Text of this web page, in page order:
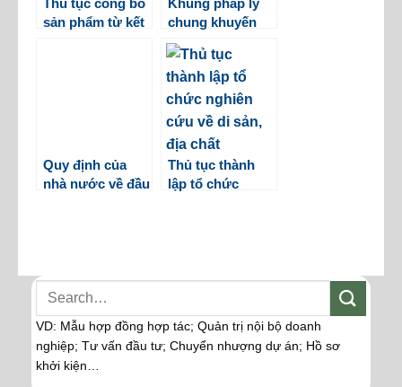
Thủ tục công bố
sản phẩm từ kết
Khung pháp lý
chung khuyến
khích ứng dụng
khoa học và
công nghệ
Quy định của
nhà nước về đầu
Thủ tục thành
lập tổ chức
VD: Mẫu hợp đồng hợp tác; Quản trị nội bộ doanh
nghiệp; Tư vấn đầu tư; Chuyển nhượng dự án; Hồ sơ
khởi kiện…